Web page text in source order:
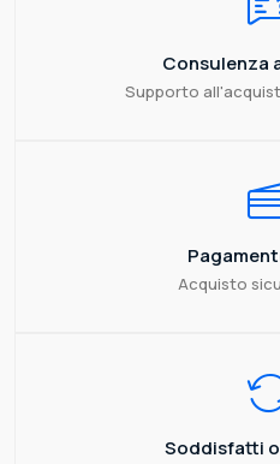
Consulenza
Supporto
Acquisto
Soddisfatti